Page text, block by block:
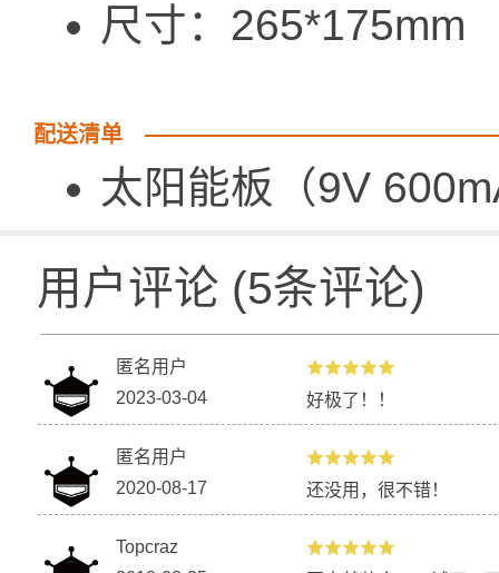
尺寸：265*175mm
配送清单
太阳能板（9V
用户评论 (5条评论)
匿名用户
2023-03-04
好极了！！
匿名用户
2020-08-17
还没用，很不错！
Topcraz